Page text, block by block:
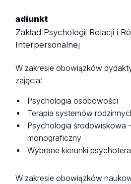
adiunkt
Zakład Psychologii Relacji i
Interpersonalnej
W zakresie obowiązków
zajęcia:
Psychologia osobowości
Terapia systemów
Psychologia środowiskowa
monograficzny
Wybrane kierunki
W zakresie obowiązków